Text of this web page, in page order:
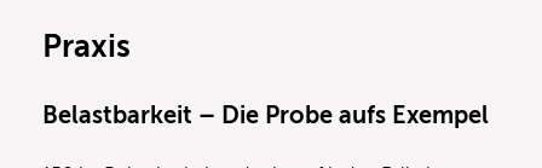
Praxis
Belastbarkeit – Die Probe aufs Exempel